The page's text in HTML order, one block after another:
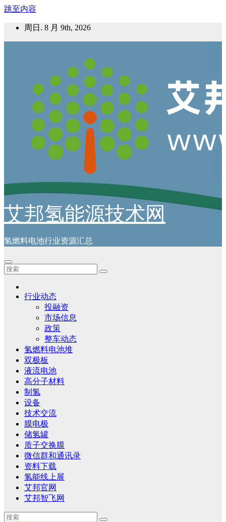
跳至内容
周日. 8 月 9th, 2026
艾邦氢能源技术网
氢燃料电池行业资源汇总
行业动态
投融资
市场信息
政策
整车动态
氢燃料电池堆
双极板
液流电池
高分子材料
制氢
设备
技术交流
膜电极
储氢罐
质子交换膜
微信群和通讯录
资料下载
氢能线上展
艾邦官网
艾邦智飞网